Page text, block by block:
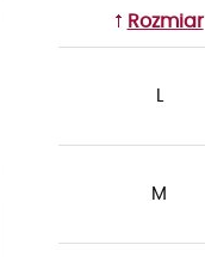
Rozmiar
L
M